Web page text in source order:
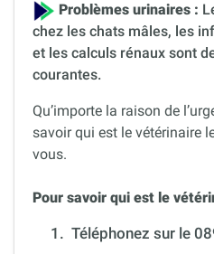
Problèmes urinaires :
chez les chats mâles, les
et les calculs rénaux sont
courantes.
Qu’importe la raison de
savoir qui est le vétérinaire
vous.
Pour savoir qui est le
1. Téléphonez sur le